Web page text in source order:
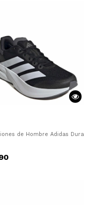
Negrode Hombre Adidas